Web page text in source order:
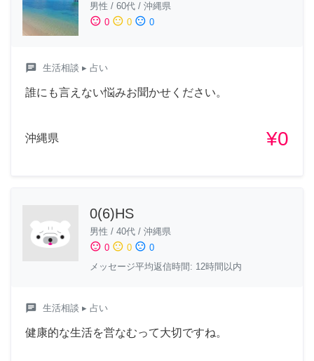
男性 / 60代 / 沖縄県
sentiment_satisfied 0 sentiment_neutral 0 sentiment_dissatisfied 0
chat 生活相談 ▸ 占い
誰にも言えない悩みお聞かせください。
沖縄県 ¥0
0(6)HS
男性 / 40代 / 沖縄県
sentiment_satisfied 0 sentiment_neutral 0 sentiment_dissatisfied 0
メッセージ平均返信時間: 12時間以内
chat 生活相談 ▸ 占い
健康的な生活を営なむって大切ですね。